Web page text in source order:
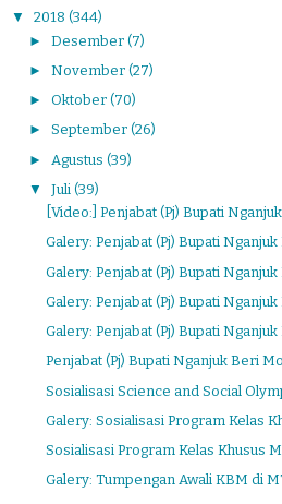
▼ 2018 (344)
► Desember (7)
► November (27)
► Oktober (70)
► September (26)
► Agustus (39)
▼ Juli (39)
[Video:] Penjabat (Pj) Bupati
Galery: Penjabat (Pj) Bupati
Galery: Penjabat (Pj) Bupati Nganjuk
Galery: Penjabat (Pj) Bupati Nganjuk
Galery: Penjabat (Pj) Bupati
Penjabat (Pj) Bupati Nganjuk Beri
Sosialisasi Science and Social
Galery: Sosialisasi Program Kelas
Sosialisasi Program Kelas Khusus
Galery: Tumpengan Awali KBM di